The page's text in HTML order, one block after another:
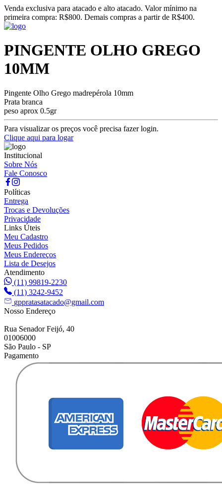
Venda exclusiva para atacado e alto atacado. Valor mínimo na
primeira compra: R$800. Demais compras a partir de R$400.
PINGENTE OLHO GREGO
10MM
Pingente Olho Grego madrepérola 10mm
Prata branca
peso aprox 0.5gr
Para visualizar os preços você precisa fazer login.
Clique aqui para logar
Institucional
Sobre Nós
Fale Conosco
Políticas
Entrega
Trocas e Devoluções
Privacidade
Links Úteis
Meu Cadastro
Meus Pedidos
Meus Endereços
Lista de Desejos
Atendimento
(11) 99819-2230
(11) 3242-9452
gppratasatacado@gmail.com
Nosso Endereço
Rua Senador Feijó, 40
01006000
São Paulo - SP
Pagamento